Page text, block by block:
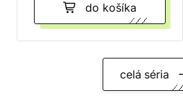
do košíka
celá séria